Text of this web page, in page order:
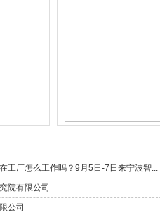
工厂怎么工作吗？9月5日-7日来宁波智...
院有限公司
公司